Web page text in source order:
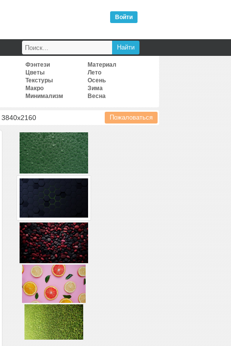
Войти
Фэнтези
Цветы
Текстуры
Макро
Минимализм
Материал
Лето
Осень
Зима
Весна
3840x2160 Пожаловаться